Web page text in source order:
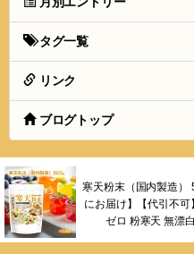
タグ一覧
リンク
ブログトップ
寒天粉末（国内製造）
にお届け】【代引不
ゼロ 粉寒天 無漂